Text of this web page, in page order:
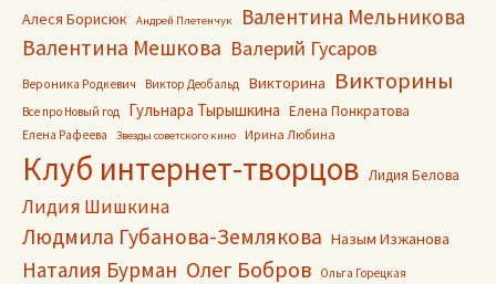
Алеся Борисюк Андрей Плетенчук
Валентина Мельникова
Валентина Мешкова Валерий Гусаров
Вероника Родкевич Виктор Деобальд Викторина Викторины
Все про Новый год Гульнара Тырышкина Елена Понкратова
Елена Рафеева Звезды советского кино Ирина Любина
Клуб интернет-творцов Лидия Белова
Лидия Шишкина
Людмила Губанова-Землякова Назым Изжанова
Наталия Бурман Олег Бобров Ольга Горецкая